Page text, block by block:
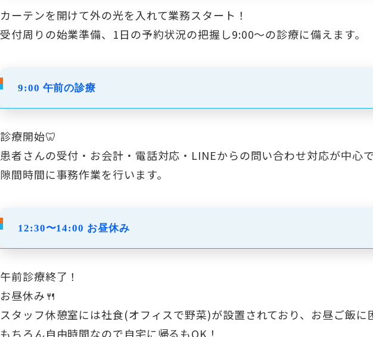
カーテンを開けて外の光を入れて業務スタート！
受付周りの始業準備、1日の予約状況の把握し9:00〜の診療に備えます。
9:00 午前の診療
診療開始🦷
患者さんの受付・お会計・電話対応・LINEからの問い合わせ対応が中心
隙間時間に事務作業を行います。
12:30〜14:00 お昼休み
午前診療終了！
お昼休み🍴
スタッフ休憩室には社食(オフィスで野菜)が設置されており、お昼ご飯
もちろん自由時間なので自宅に帰るもOK！